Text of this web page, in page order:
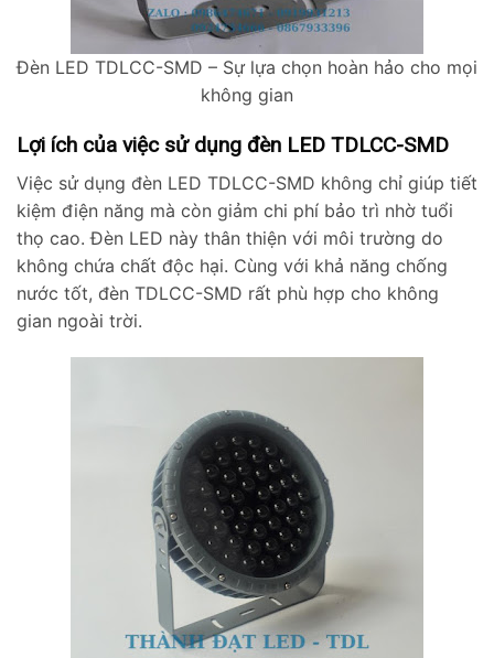
Đèn LED TDLCC-SMD – Sự lựa chọn hoàn hảo cho mọi
không gian
Lợi ích của việc sử dụng đèn LED TDLCC-SMD
Việc sử dụng đèn LED TDLCC-SMD không chỉ giúp tiết
kiệm điện năng mà còn giảm chi phí bảo trì nhờ tuổi
thọ cao. Đèn LED này thân thiện với môi trường do
không chứa chất độc hại. Cùng với khả năng chống
nước tốt, đèn TDLCC-SMD rất phù hợp cho không
gian ngoài trời.